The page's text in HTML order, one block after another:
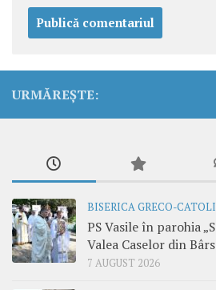
URMĂREȘTE:
BISERICA GRECO-
PS Vasile în parohia
Valea Caselor din
7 AUGUST 2026